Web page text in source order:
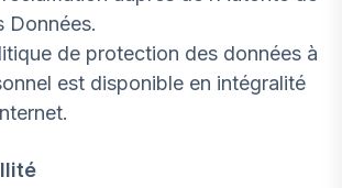
Données.
de protection des données à
est disponible en intégralité